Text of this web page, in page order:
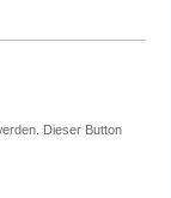
Dieser Button